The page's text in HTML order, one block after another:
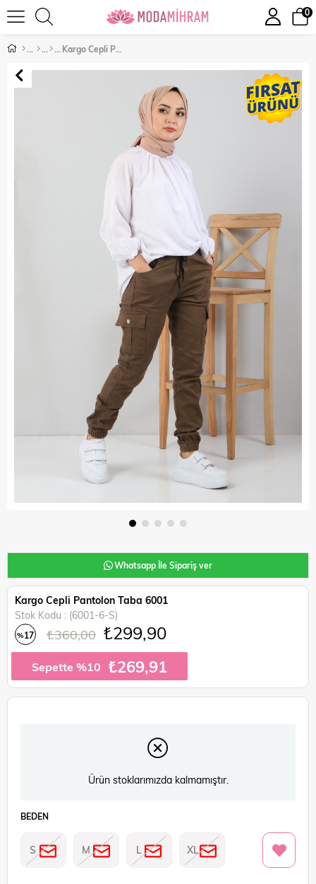
0
Kargo Cepli Pantolon Taba 6001
Whatsapp İle Sipariş ver
Kargo Cepli Pantolon Taba 6001
Stok Kodu
(6001-6-S)
%17 ₺360,00 ₺299,90
Sepette %10 ₺269,91
Ürün stoklarımızda kalmamıştır.
BEDEN
S M L XL